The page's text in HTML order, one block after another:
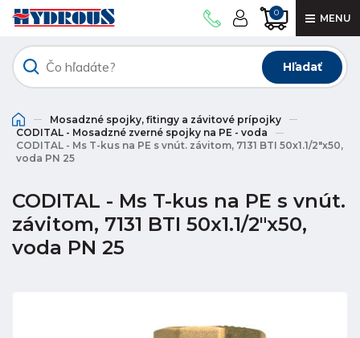
0 MENU
Hľadať
Mosadzné spojky, fitingy a závitové prípojky
CODITAL - Mosadzné zverné spojky na PE - voda
CODITAL - Ms T-kus na PE s vnút. závitom, 7131 BTI 50x1.1/2"x50,
voda PN 25
CODITAL - Ms T-kus na PE s vnút.
závitom, 7131 BTI 50x1.1/2"x50,
voda PN 25